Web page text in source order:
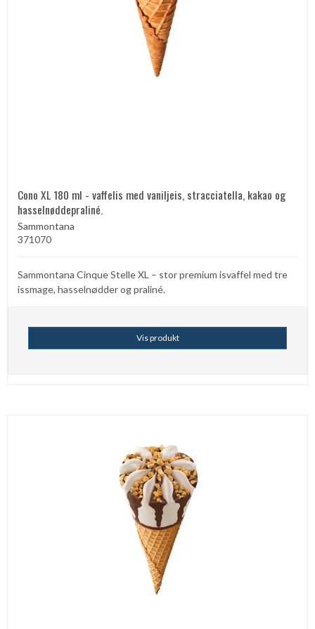
Cono XL 180 ml - vaffelis med vaniljeis, stracciatella, kakao og
hasselnøddepraliné.
Sammontana
371070
Sammontana Cinque Stelle XL – stor premium isvaffel med tre
issmage, hasselnødder og praliné.
Vis produkt